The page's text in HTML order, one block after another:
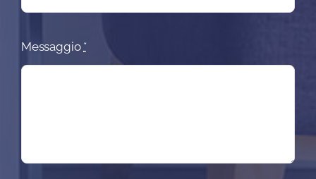
Messaggio *